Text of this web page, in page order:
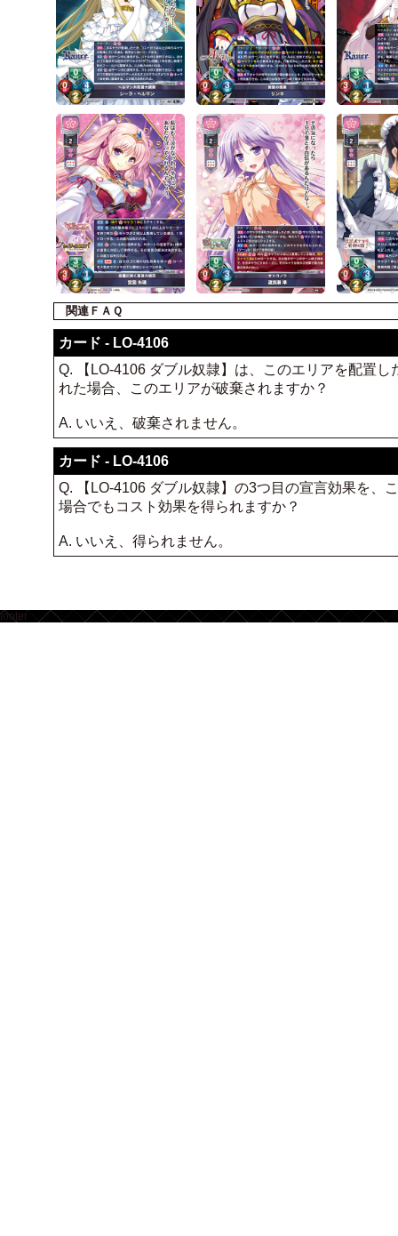
関連ＦＡＱ
カード - LO-4106
Q. 【LO-4106 ダブル奴隷】は、このエリアを配置
れた場合、このエリアが破棄されますか？
A. いいえ、破棄されません。
カード - LO-4106
Q. 【LO-4106 ダブル奴隷】の3つ目の宣言効果を、
場合でもコスト効果を得られますか？
A. いいえ、得られません。
footer